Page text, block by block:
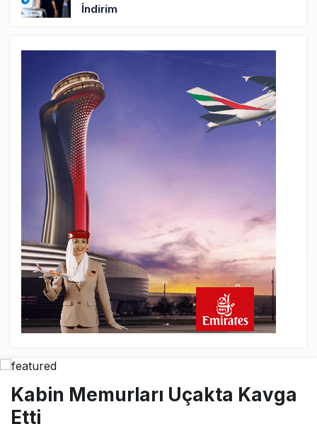
İndirim
THY’nin geliri yüzde 20 arttı, net kârı
yüzde 71 düştü
Kabin Memurları Uçakta Kavga
Etti